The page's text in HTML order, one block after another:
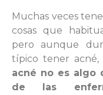
Muchas veces
cosas que
pero aunque
típico tener acné,
acné no es algo
de las